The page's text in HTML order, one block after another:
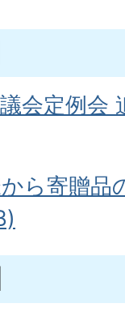
会定例会
ら寄贈品